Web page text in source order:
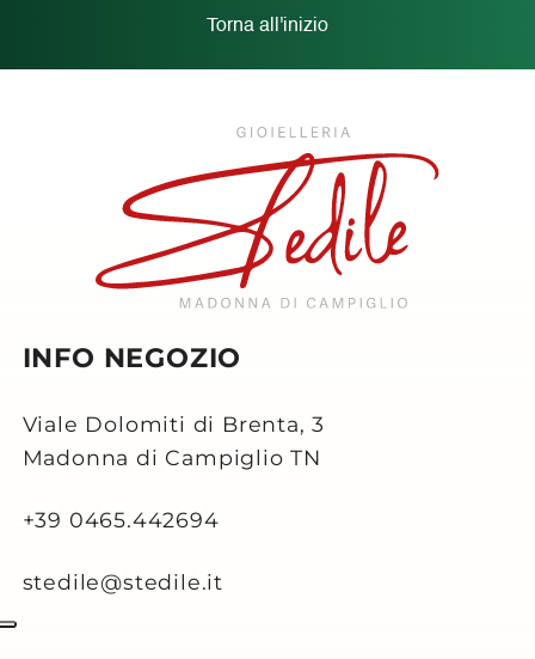
Torna all'inizio
INFO NEGOZIO
Viale Dolomiti di Brenta, 3
Madonna di Campiglio TN
+39 0465.442694
stedile@stedile.it